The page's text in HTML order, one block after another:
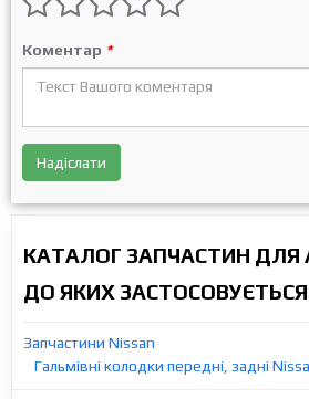
Коментар *
Надіслати
КАТАЛОГ ЗАПЧАСТИН ДЛЯ
ДО ЯКИХ
Запчастини Nissan
Гальмівні колодки передні, задні